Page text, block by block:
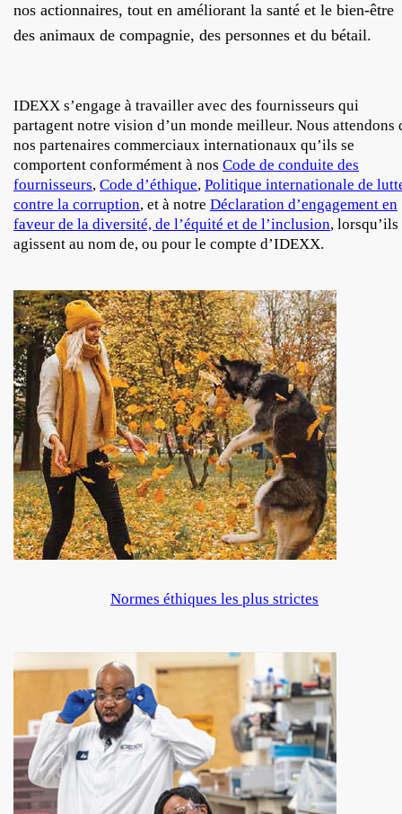
nos actionnaires, tout en améliorant la santé et le bien-être
des animaux de compagnie, des personnes et du bétail.
IDEXX s’engage à travailler avec des fournisseurs qui
partagent notre vision d’un monde meilleur. Nous attendons
nos partenaires commerciaux internationaux qu’ils se
comportent conformément à nos Code de conduite des
fournisseurs, Code d’éthique, Politique internationale de
contre la corruption, et à notre Déclaration d’engagement en
faveur de la diversité, de l’équité et de l’inclusion, lorsqu’ils
agissent au nom de, ou pour le compte d’IDEXX.
Normes éthiques les plus strictes